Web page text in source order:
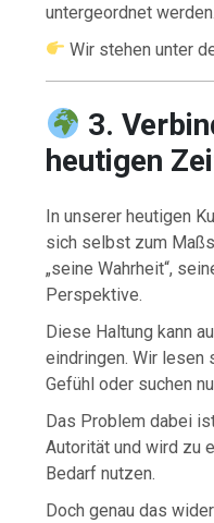
untergeordnet werden.
Wir stehen unter
3.
heutigen
In unserer heutigen
sich selbst zum
„seine Wahrheit“,
Perspektive.
Diese Haltung kann
eindringen. Wir lesen
Gefühl oder suchen
Das Problem dabei
Autorität und wird zu
Bedarf nutzen.
Doch genau das